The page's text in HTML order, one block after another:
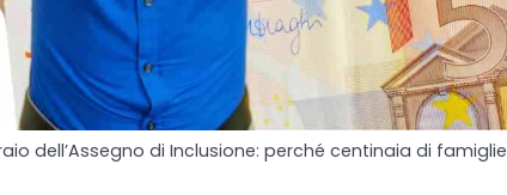
dell’Assegno di Inclusione: perché centinaia di famiglie